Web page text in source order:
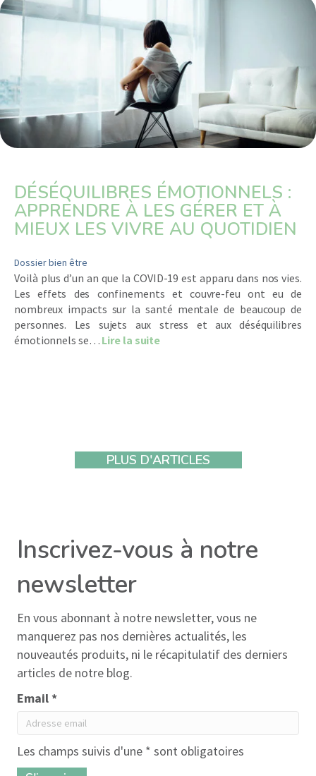
DÉSÉQUILIBRES ÉMOTIONNELS :
APPRENDRE À LES GÉRER ET À
MIEUX LES VIVRE AU QUOTIDIEN
Dossier bien être
Voilà plus d’un an que la COVID-19 est apparu dans nos vies.
Les effets des confinements et couvre-feu ont eu de
nombreux impacts sur la santé mentale de beaucoup de
personnes. Les sujets aux stress et aux déséquilibres
émotionnels se… Lire la suiteabout Déséquilibres
PLUS D'ARTICLES
Inscrivez-vous à notre
newsletter
En vous abonnant à notre newsletter, vous ne
manquerez pas nos dernières actualités, les
nouveautés produits, ni le récapitulatif des derniers
articles de notre blog.
Email *
Les champs suivis d'une * sont obligatoires